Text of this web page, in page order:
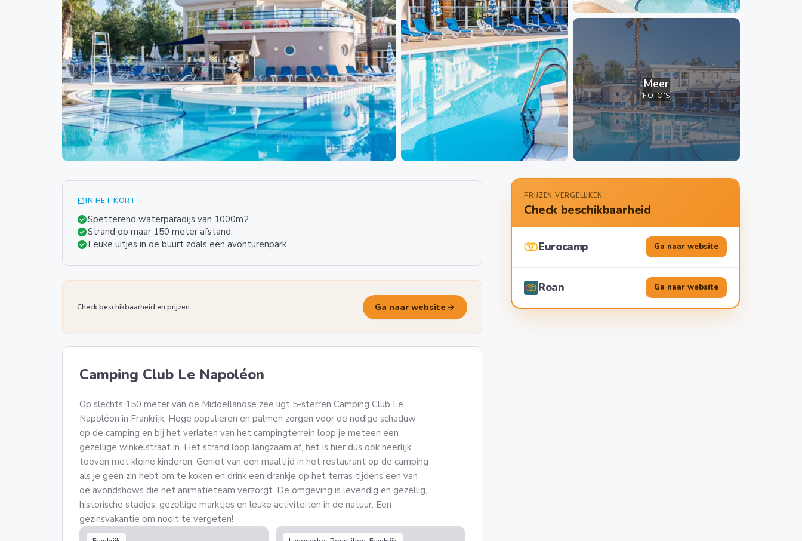
Meer
FOTO'S
summarizeIN HET KORT
check_circleSpetterend waterparadijs van 1000m2
check_circleStrand op maar 150 meter afstand
check_circleLeuke uitjes in de buurt zoals een avonturenpark
PRIJZEN VERGELIJKEN
Check beschikbaarheid
Eurocamp Ga naar website
Roan Ga naar website
Check beschikbaarheid en prijzen Ga naar website arrow_forward
Camping Club Le Napoléon
Op slechts 150 meter van de Middellandse zee ligt 5-sterren Camping Club Le
Napoléon in Frankrijk. Hoge populieren en palmen zorgen voor de nodige schaduw
op de camping en bij het verlaten van het campingterrein loop je meteen een
gezellige winkelstraat in. Het strand loop langzaam af, het is hier dus ook heerlijk
toeven met kleine kinderen. Geniet van een maaltijd in het restaurant op de camping
als je geen zin hebt om te koken en drink een drankje op het terras tijdens een van
de avondshows die het animatieteam verzorgt. De omgeving is levendig en gezellig,
historische stadjes, gezellige marktjes en leuke activiteiten in de natuur. Een
gezinsvakantie om nooit te vergeten!